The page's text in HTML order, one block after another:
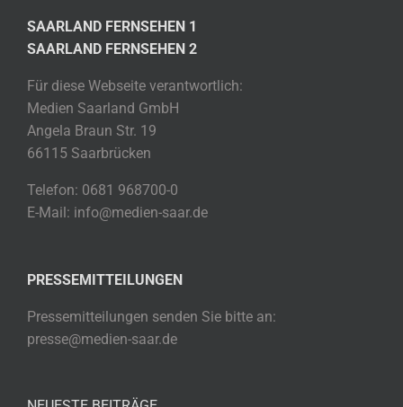
SAARLAND FERNSEHEN 1
SAARLAND FERNSEHEN 2
Für diese Webseite verantwortlich:
Medien Saarland GmbH
Angela Braun Str. 19
66115 Saarbrücken
Telefon: 0681 968700-0
E-Mail: info@medien-saar.de
PRESSEMITTEILUNGEN
Pressemitteilungen senden Sie bitte an:
presse@medien-saar.de